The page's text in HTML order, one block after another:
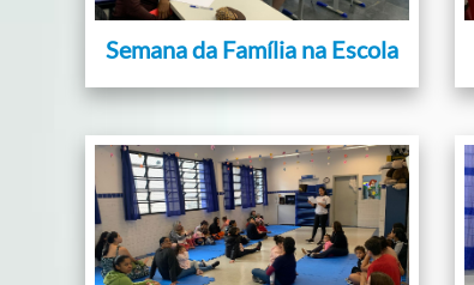
Semana da Família na Escola